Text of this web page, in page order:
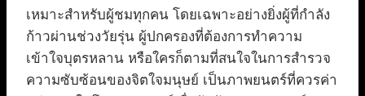
เหมาะสำหรับผู้ชมทุกคน โดยเฉพาะอย่างยิ่งผู้ที่กำลัง
ก้าวผ่านช่วงวัยรุ่น ผู้ปกครองที่ต้องการทำความ
เข้าใจบุตรหลาน หรือใครก็ตามที่สนใจในการสำรวจ
ความซับซ้อนของจิตใจมนุษย์ เป็นภาพยนตร์ที่ควรค่า